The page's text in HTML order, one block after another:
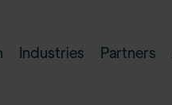
Industries Partners